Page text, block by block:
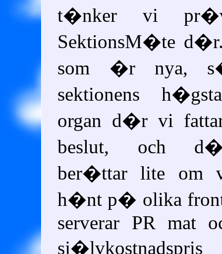
t�nker vi
SektionsM�te
som �r nya,
sektionens
organ d�r vi
beslut, och
ber�ttar lite om
h�nt p� olika
serverar PR mat